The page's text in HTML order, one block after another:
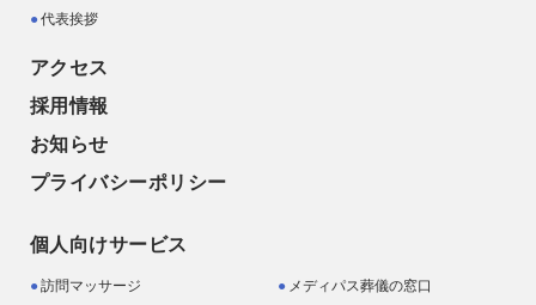
代表挨拶
アクセス
採用情報
お知らせ
プライバシーポリシー
個人向けサービス
訪問マッサージ
メディパス葬儀の窓口